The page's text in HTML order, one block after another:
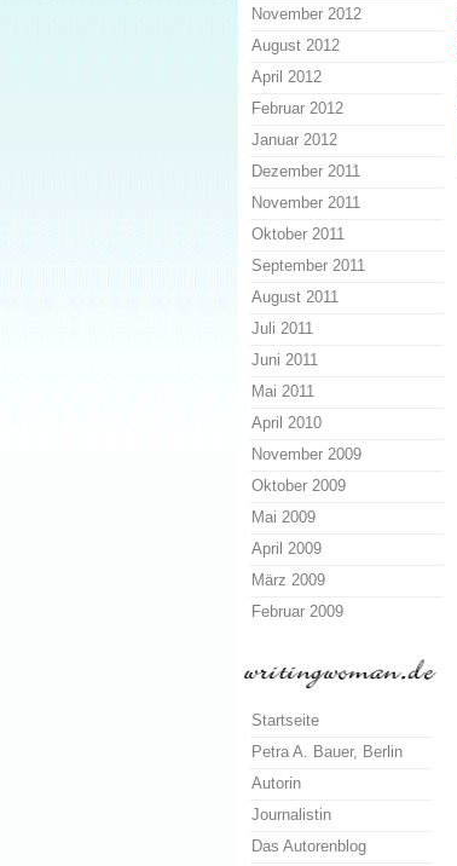
November 2012
August 2012
April 2012
Februar 2012
Januar 2012
Dezember 2011
November 2011
Oktober 2011
September 2011
August 2011
Juli 2011
Juni 2011
Mai 2011
April 2010
November 2009
Oktober 2009
Mai 2009
April 2009
März 2009
Februar 2009
Startseite
Petra A. Bauer, Berlin
Autorin
Journalistin
Das Autorenblog